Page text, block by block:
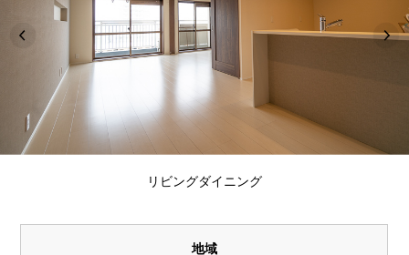
リビングダイニング
地域